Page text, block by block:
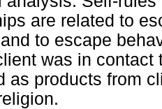
are related to
to escape
was in
as products from